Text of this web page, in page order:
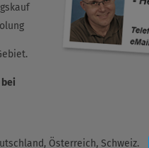
Österreich, Schweiz.